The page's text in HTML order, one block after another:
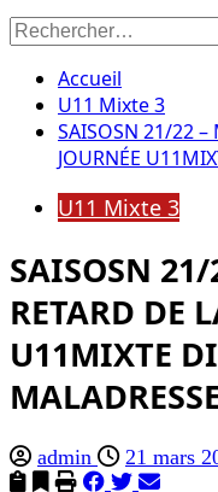
Rechercher :
Accueil
U11 Mixte 3
SAISOSN 21/22 –
JOURNÉE
U11 Mixte 3
SAISOSN
RETARD DE
U11MIXTE
admin 21 mars